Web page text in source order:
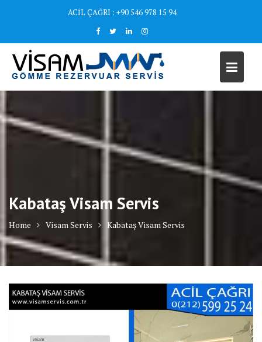
ACİL ÇAĞRI : +90 546 978 15 94
Kabataş Visam Servis
Home Visam Servis Kabataş Visam Servis